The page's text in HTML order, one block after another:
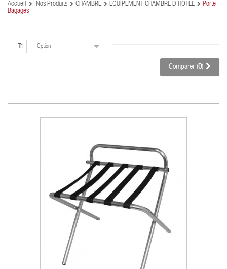
Accueil Nos Produits CHAMBRE EQUIPEMENT CHAMBRE D'HÔTEL
Porte
Bagages
Tri -- Option --
Comparer (0)